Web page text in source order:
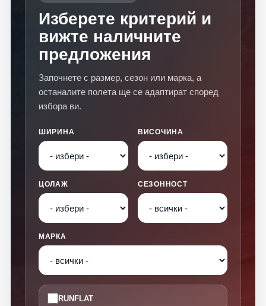
Изберете критерий и
вижте наличните
предложения
Започнете с размер, сезон или марка, а
останалите полета ще се адаптират според
избора ви.
ШИРИНА ВИСОЧИНА
ЦОЛАЖ СЕЗОННОСТ
МАРКА
RUNFLAT